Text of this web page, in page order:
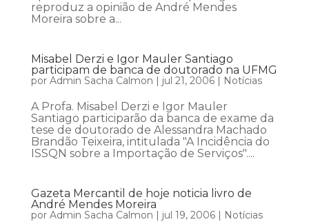
reproduz a opinião de André Mendes
Moreira sobre a...
Misabel Derzi e Igor Mauler Santiago
participam de banca de doutorado na UFMG
por Admin Sacha Calmon | jul 21, 2006| Notícias
A Profa. Misabel Derzi e Igor Mauler
Santiago participarão da banca de exame da
tese de doutorado de Alessandra Machado
Brandão Teixeira, intitulada "A Incidência do
ISSQN sobre a Importação de Serviços"....
Gazeta Mercantil de hoje noticia livro de
André Mendes Moreira
por Admin Sacha Calmon | jul 19, 2006| Notícias